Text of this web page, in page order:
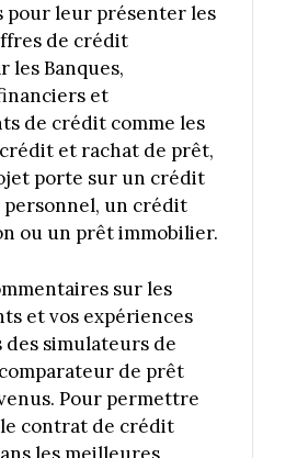
pour leur présenter les
de crédit
les Banques,
et
de crédit comme les
et rachat de prêt,
porte sur un crédit
un crédit
ou un prêt immobilier.
sur les
et vos expériences
des simulateurs de
de prêt
Pour permettre
contrat de crédit
les meilleures